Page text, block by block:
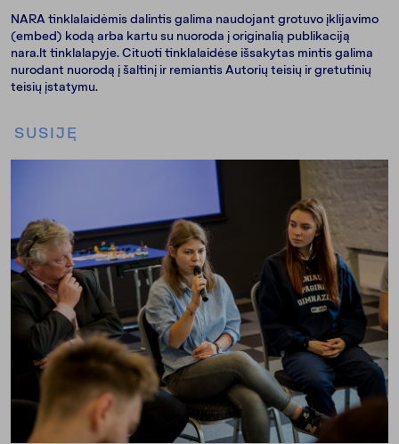
NARA tinklalaidėmis dalintis galima naudojant grotuvo įklijavimo
(embed) kodą arba kartu su nuoroda į originalią publikaciją
nara.lt tinklalapyje. Cituoti tinklalaidėse išsakytas mintis galima
nurodant nuorodą į šaltinį ir remiantis Autorių teisių ir gretutinių
teisių įstatymu.
SUSIJĘ